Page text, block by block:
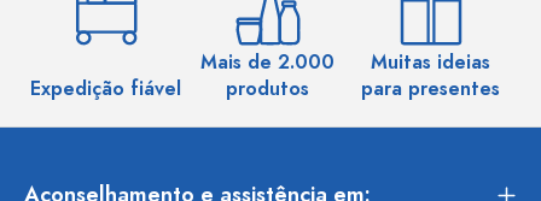
Expedição fiável
Mais de 2.000
produtos
Muitas ideias
para presentes
Aconselhamento e assistência em: